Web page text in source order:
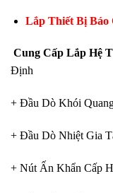
Lắp Thiết Bị Báo
Cung Cấp Lắp Hệ
Định
+ Đầu Dò Khói
+ Đầu Dò Nhiệt Gia
+ Nút Ấn Khẩn Cấp